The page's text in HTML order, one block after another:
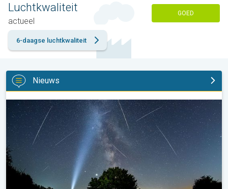
Luchtkwaliteit
actueel
GOED
6-daagse luchtkwaliteit
Nieuws
De tijd van de vallende sterren begint. Hoogtepunt in